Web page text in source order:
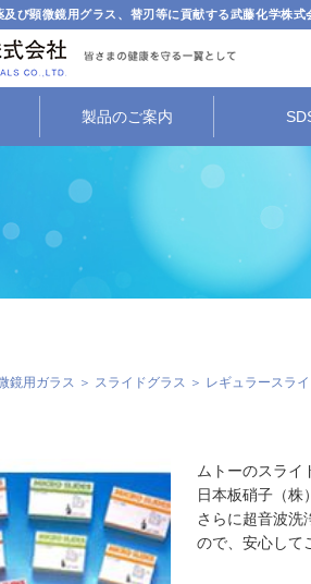
び顕微鏡用グラス、替刃等に貢献する武藤化学株式
製品のご案内
鏡用ガラス ＞ スライドグラス ＞ レギュラースラ
ムトーのスラ
日本板硝子（株
さらに超音波洗
ので、安心して